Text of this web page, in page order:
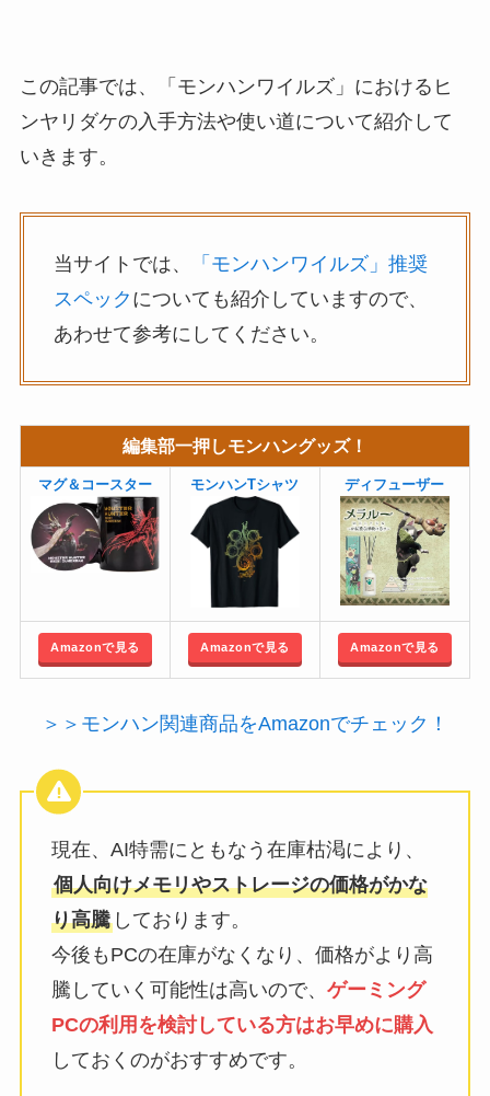
この記事では、「モンハンワイルズ」におけるヒ
ンヤリダケの入手方法や使い道について紹介して
いきます。
当サイトでは、
「モンハンワイルズ」推奨
スペック についても紹介していますので、
あわせて参考にしてください。
編集部一押しモンハングッズ！
マグ＆コースター モンハンTシャツ ディフューザー
Amazonで見る Amazonで見る Amazonで見る
＞＞モンハン関連商品をAmazonでチェック！
現在、AI特需にともなう在庫枯渇により、
個人向けメモリやストレージの価格がかな
り高騰しております。
今後もPCの在庫がなくなり、価格がより高
騰していく可能性は高いので、 ゲーミング
PCの利用を検討している方はお早めに購入
しておくのがおすすめです。